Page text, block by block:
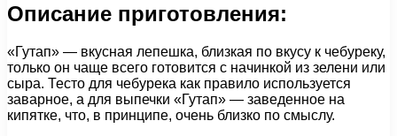
Описание приготовления:
«Гутап» — вкусная лепешка, близкая по вкусу к чебуреку,
только он чаще всего готовится с начинкой из зелени или
сыра. Тесто для чебурека как правило используется
заварное, а для выпечки «Гутап» — заведенное на
кипятке, что, в принципе, очень близко по смыслу.